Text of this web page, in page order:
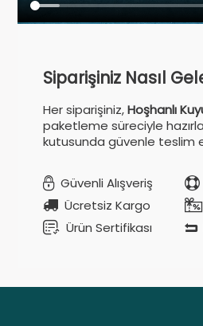
Siparişiniz Nasıl
Her siparişiniz,Hoşhanlı
paketleme süreciyle
kutusunda güvenle teslim
Güvenli Alışveriş
Ücretsiz Kargo
Ürün Sertifikası